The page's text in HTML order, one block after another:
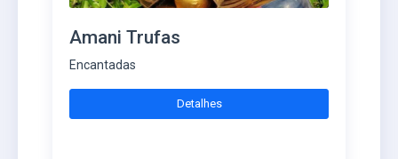
Amani Trufas
Encantadas
Detalhes